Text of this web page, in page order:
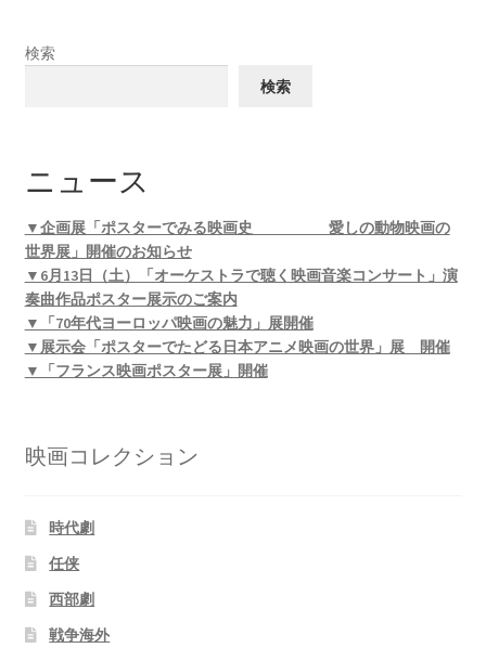
検索
検索
ニュース
▼企画展「ポスターでみる映画史 愛しの動物映画の
世界展」開催のお知らせ
▼6月13日（土）「オーケストラで聴く映画音楽コンサート」演
奏曲作品ポスター展示のご案内
▼「70年代ヨーロッパ映画の魅力」展開催
▼展示会「ポスターでたどる日本アニメ映画の世界」展 開催
▼「フランス映画ポスター展」開催
映画コレクション
時代劇
任侠
西部劇
戦争海外